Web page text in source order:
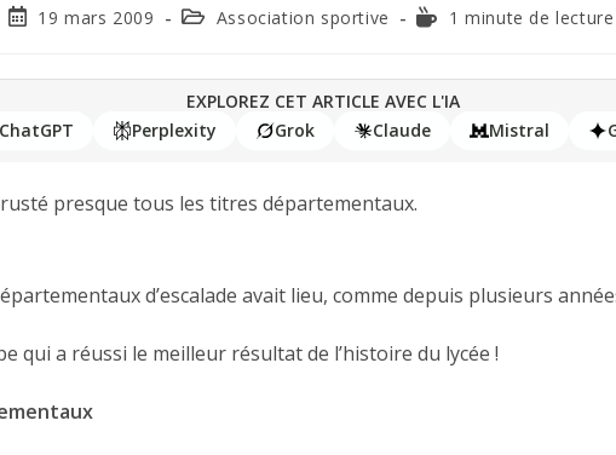
19 mars 2009 Association sportive 1 minute de lecture
EXPLOREZ CET ARTICLE AVEC L'IA
Perplexity Grok Claude Mistral
presque tous les titres départementaux.
d’escalade avait lieu, comme depuis plusieurs
qui a réussi le meilleur résultat de l’histoire du lycée !